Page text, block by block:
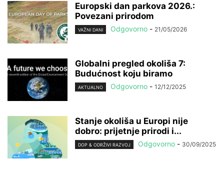
Europski dan parkova 2026.:
Povezani prirodom
VAŽNI DANI Odgovorno - 21/05/2026
Globalni pregled okoliša 7:
Budućnost koju biramo
AKTUALNO Odgovorno - 12/12/2025
Stanje okoliša u Europi nije
dobro: prijetnje prirodi i...
DOP & ODRŽIVI RAZVOJ Odgovorno - 30/09/2025